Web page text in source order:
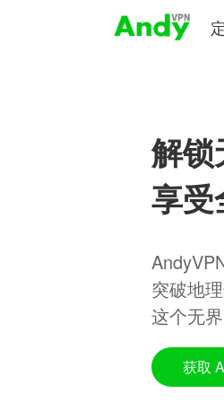
解锁
享受
突破地
这个无
获取